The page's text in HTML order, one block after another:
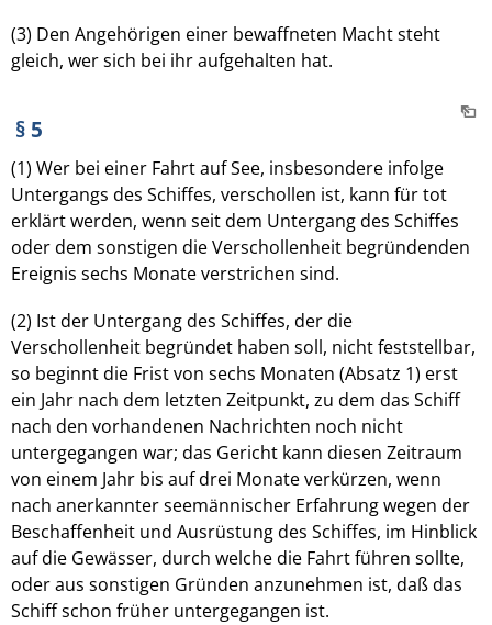
(3) Den Angehörigen einer bewaffneten Macht steht
gleich, wer sich bei ihr aufgehalten hat.
§ 5
(1) Wer bei einer Fahrt auf See, insbesondere infolge
Untergangs des Schiffes, verschollen ist, kann für tot
erklärt werden, wenn seit dem Untergang des Schiffes
oder dem sonstigen die Verschollenheit begründenden
Ereignis sechs Monate verstrichen sind.
(2) Ist der Untergang des Schiffes, der die
Verschollenheit begründet haben soll, nicht feststellbar,
so beginnt die Frist von sechs Monaten (Absatz 1) erst
ein Jahr nach dem letzten Zeitpunkt, zu dem das Schiff
nach den vorhandenen Nachrichten noch nicht
untergegangen war; das Gericht kann diesen Zeitraum
von einem Jahr bis auf drei Monate verkürzen, wenn
nach anerkannter seemännischer Erfahrung wegen der
Beschaffenheit und Ausrüstung des Schiffes, im Hinblick
auf die Gewässer, durch welche die Fahrt führen sollte,
oder aus sonstigen Gründen anzunehmen ist, daß das
Schiff schon früher untergegangen ist.